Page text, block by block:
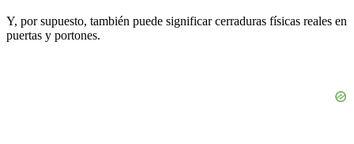
Y, por supuesto, también puede significar cerraduras físicas reales en
puertas y portones.